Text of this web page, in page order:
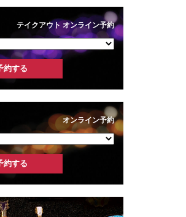
テイクアウト オンライン予約
オンライン予約